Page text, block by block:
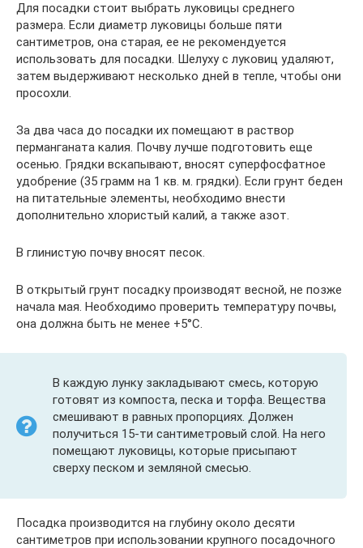
Для посадки стоит выбрать луковицы среднего
размера. Если диаметр луковицы больше пяти
сантиметров, она старая, ее не рекомендуется
использовать для посадки. Шелуху с луковиц удаляют,
затем выдерживают несколько дней в тепле, чтобы они
просохли.
За два часа до посадки их помещают в раствор
перманганата калия. Почву лучше подготовить еще
осенью. Грядки вскапывают, вносят суперфосфатное
удобрение (35 грамм на 1 кв. м. грядки). Если грунт беден
на питательные элементы, необходимо внести
дополнительно хлористый калий, а также азот.
В глинистую почву вносят песок.
В открытый грунт посадку производят весной, не позже
начала мая. Необходимо проверить температуру почвы,
она должна быть не менее +5°C.
В каждую лунку закладывают смесь, которую
готовят из компоста, песка и торфа. Вещества
смешивают в равных пропорциях. Должен
получиться 15-ти сантиметровый слой. На него
помещают луковицы, которые присыпают
сверху песком и земляной смесью.
Посадка производится на глубину около десяти
сантиметров при использовании крупного посадочного